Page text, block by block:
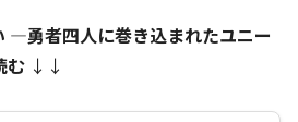
―勇者四人に巻き込まれたユニー
む ↓↓